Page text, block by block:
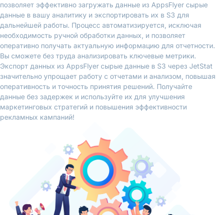
позволяет эффективно загружать данные из AppsFlyer сырые
данные в вашу аналитику и экспортировать их в S3 для
дальнейшей работы. Процесс автоматизируется, исключая
необходимость ручной обработки данных, и позволяет
оперативно получать актуальную информацию для отчетности.
Вы сможете без труда анализировать ключевые метрики.
Экспорт данных из AppsFlyer сырые данные в S3 через JetStat
значительно упрощает работу с отчетами и анализом, повышая
оперативность и точность принятия решений. Получайте
данные без задержек и используйте их для улучшения
маркетинговых стратегий и повышения эффективности
рекламных кампаний!